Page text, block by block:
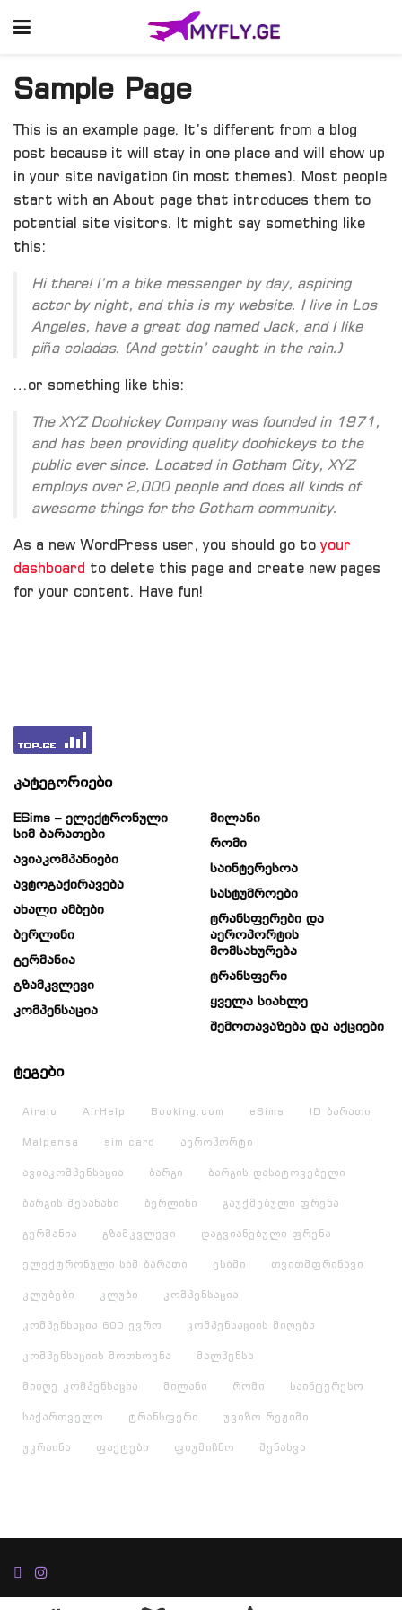
Sample Page
This is an example page. It’s different from a blog
post because it will stay in one place and will show up
in your site navigation (in most themes). Most people
start with an About page that introduces them to
potential site visitors. It might say something like
this:
Hi there! I’m a bike messenger by day, aspiring
actor by night, and this is my website. I live in Los
Angeles, have a great dog named Jack, and I like
piña coladas. (And gettin’ caught in the rain.)
…or something like this:
The XYZ Doohickey Company was founded in 1971,
and has been providing quality doohickeys to the
public ever since. Located in Gotham City, XYZ
employs over 2,000 people and does all kinds of
awesome things for the Gotham community.
As a new WordPress user, you should go to your
dashboard to delete this page and create new pages
for your content. Have fun!
კატეგორიები
ESims – Ელექტრონული
Სიმ Ბარათები
Ავიაკომპანიები
Ავტოგაქირავება
Ახალი Ამბები
Ბერლინი
Გერმანია
Გზამკვლევი
Კომპენსაცია
Მილანი
Რომი
Საინტერესოა
Სასტუმროები
Ტრანსფერები Და
Აეროპორტის
Მომსახურება
Ტრანსფერი
Ყველა Სიახლე
Შემოთავაზება Და Აქციები
ტეგები
Airalo AirHelp Booking.com eSims ID ბარათი
Malpensa sim card აეროპორტი
ავიაკომპენსაცია ბარგი ბარგის დასატოვებელი
ბარგის შესანახი ბერლინი გაუქმებული ფრენა
გერმანია გზამკვლევი დაგვიანებული ფრენა
ელექტრონული სიმ ბარათი ესიმი თვითმფრინავი
კლუბები კლუბი კომპენსაცია
კომპენსაცია 600 ევრო კომპენსაციის მიღება
კომპენსაციის მოთხოვნა მალპენსა
მიიღე კომპენსაცია მილანი რომი საინტერესო
საქართველო ტრანსფერი უვიზო რეჟიმი
უკრაინა ფაქტები ფიუმიჩნო შენახვა